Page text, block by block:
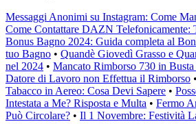
Messaggi Anonimi su Instagram: Come
Come Contattare DAZN
Bonus Bagno 2024: Guida completa al
tuo Bagno • Quandè Giovedì Grasso e
nel 2024 • Mancato Rimborso 730 in Busta
Datore di Lavoro non Effettua il Rimborso •
Tabacco in Aereo: Cosa Devi Sapere •
Intestata a Me? Risposta e Multa • Fermo
Può Circolare? • Il 1 Novembre: Festività